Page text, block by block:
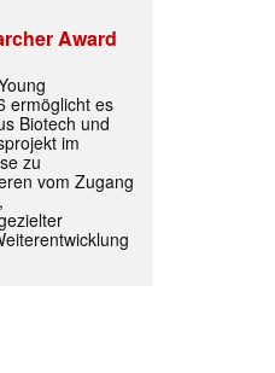
Award
ermöglicht es
Biotech und
im
zu
vom Zugang